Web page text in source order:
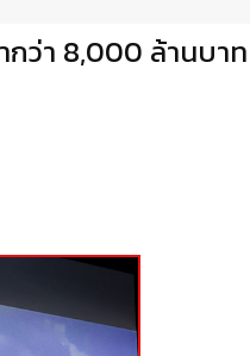
า 8,000 ล้านบาท